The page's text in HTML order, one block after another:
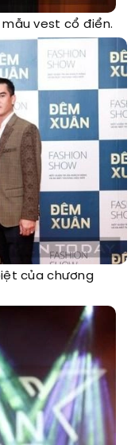
mẫu vest cổ điển.
của chương